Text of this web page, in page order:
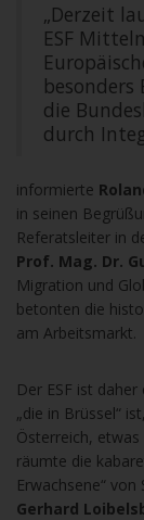
„Derzeit
ESF
die
durch
informierte
in seinen
Referatsleiter in
Prof. Mag. Dr.
Migration und
betonten die
am Arbeitsmarkt.
Der ESF ist
„die in Brüssel“
Österreich,
räumte die
Erwachsene“ von
Gerhard